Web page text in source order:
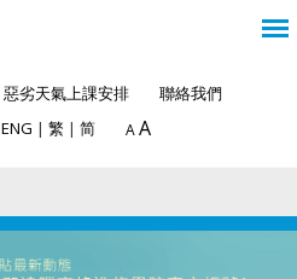
惡劣天氣上課安排
聯絡我們
ENG | 繁 | 简 A A